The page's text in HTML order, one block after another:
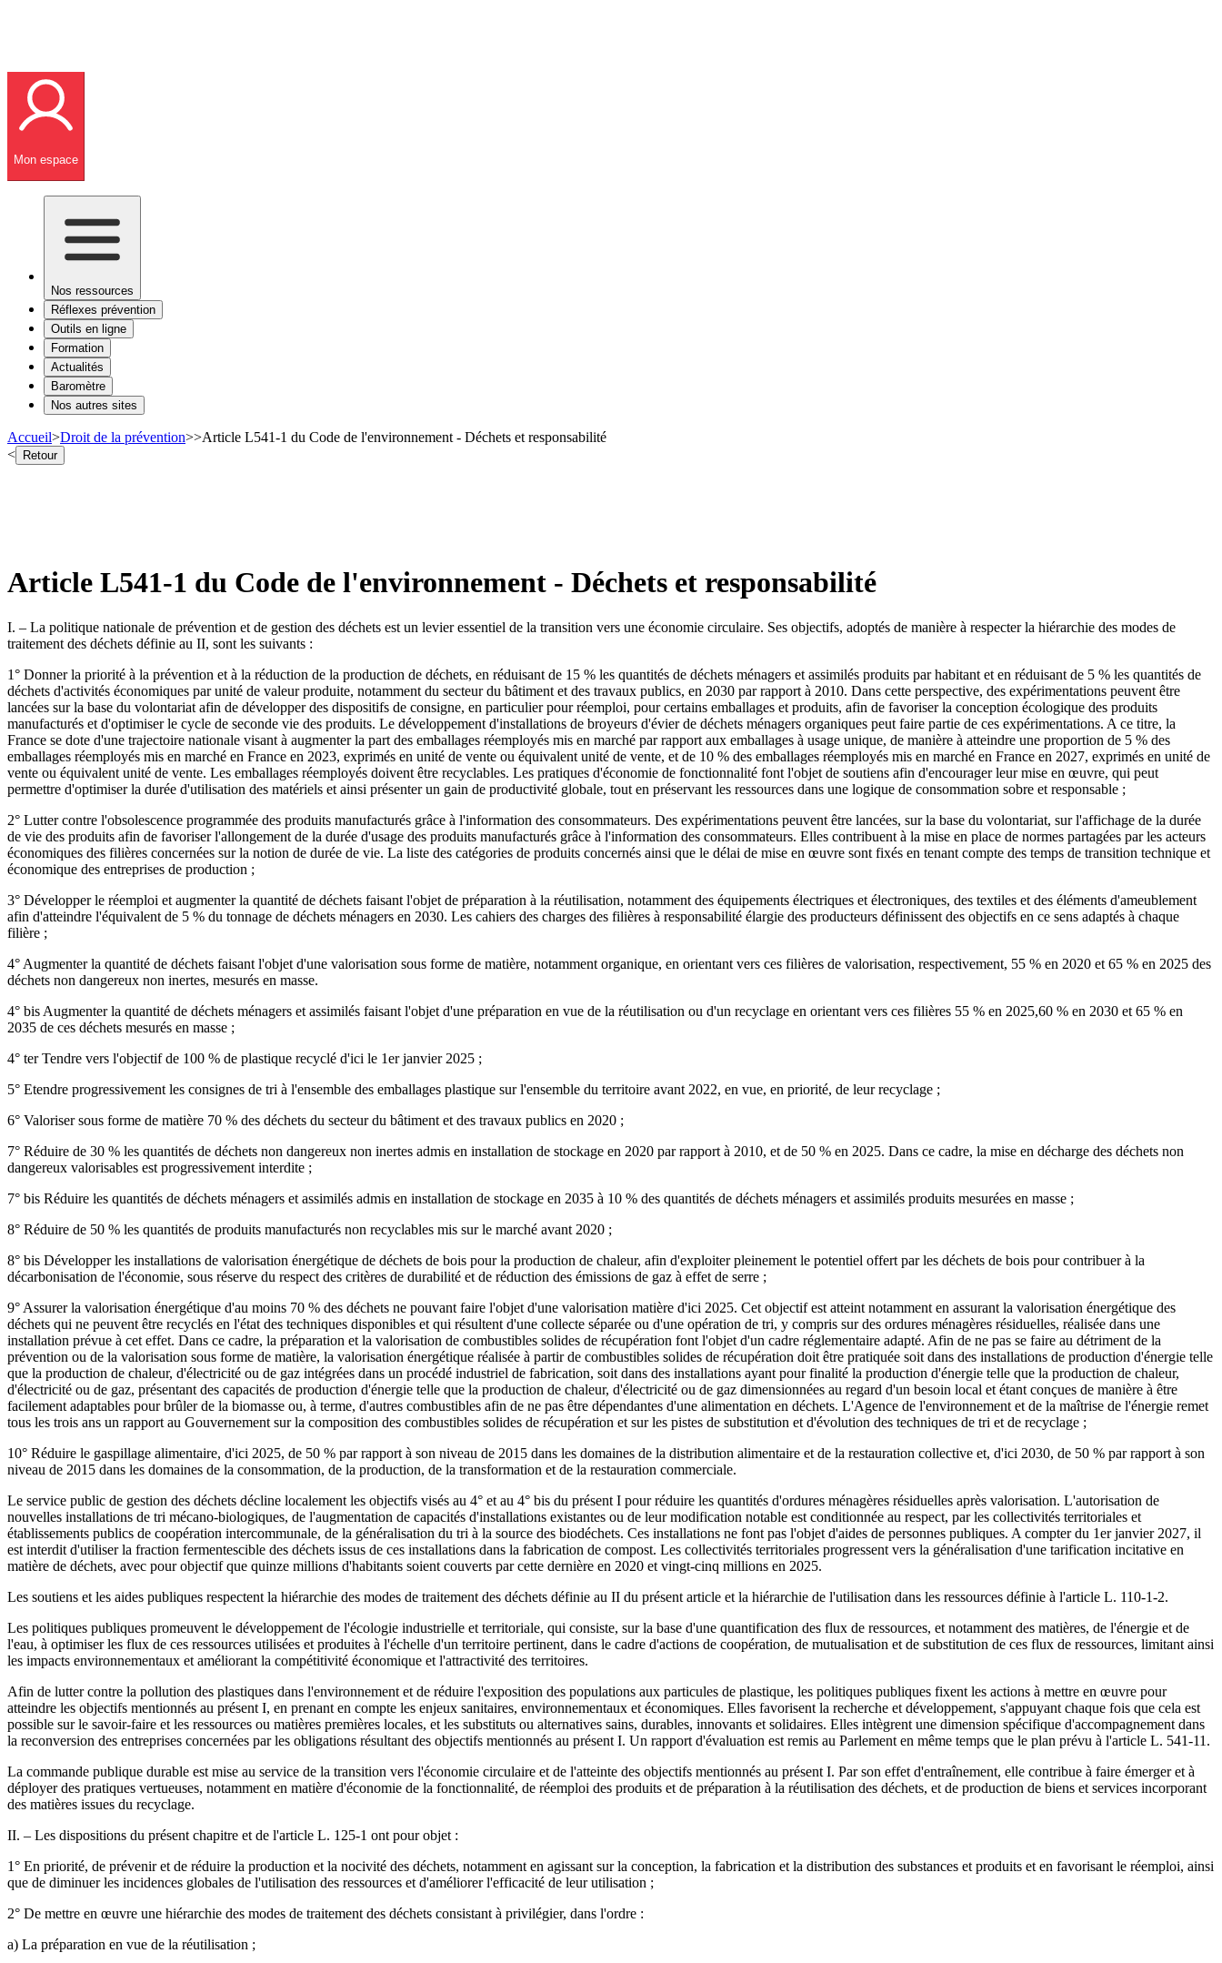
Mon espace
Nos ressources
Réflexes prévention
Outils en ligne
Formation
Actualités
Baromètre
Nos autres sites
Accueil>Droit de la prévention>>Article L541-1 du Code de l'environnement - Déchets et responsabilité
< Retour
Article L541-1 du Code de l'environnement - Déchets et responsabilité
I. – La politique nationale de prévention et de gestion des déchets est un levier essentiel de la transition vers une économie circulaire. Ses objectifs, adoptés de manière à respecter la hiérarchie des modes de
traitement des déchets définie au II, sont les suivants :
1° Donner la priorité à la prévention et à la réduction de la production de déchets, en réduisant de 15 % les quantités de déchets ménagers et assimilés produits par habitant et en réduisant de 5 % les quantités de
déchets d'activités économiques par unité de valeur produite, notamment du secteur du bâtiment et des travaux publics, en 2030 par rapport à 2010. Dans cette perspective, des expérimentations peuvent être
lancées sur la base du volontariat afin de développer des dispositifs de consigne, en particulier pour réemploi, pour certains emballages et produits, afin de favoriser la conception écologique des produits
manufacturés et d'optimiser le cycle de seconde vie des produits. Le développement d'installations de broyeurs d'évier de déchets ménagers organiques peut faire partie de ces expérimentations. A ce titre, la
France se dote d'une trajectoire nationale visant à augmenter la part des emballages réemployés mis en marché par rapport aux emballages à usage unique, de manière à atteindre une proportion de 5 % des
emballages réemployés mis en marché en France en 2023, exprimés en unité de vente ou équivalent unité de vente, et de 10 % des emballages réemployés mis en marché en France en 2027, exprimés en unité de
vente ou équivalent unité de vente. Les emballages réemployés doivent être recyclables. Les pratiques d'économie de fonctionnalité font l'objet de soutiens afin d'encourager leur mise en œuvre, qui peut
permettre d'optimiser la durée d'utilisation des matériels et ainsi présenter un gain de productivité globale, tout en préservant les ressources dans une logique de consommation sobre et responsable ;
2° Lutter contre l'obsolescence programmée des produits manufacturés grâce à l'information des consommateurs. Des expérimentations peuvent être lancées, sur la base du volontariat, sur l'affichage de la durée
de vie des produits afin de favoriser l'allongement de la durée d'usage des produits manufacturés grâce à l'information des consommateurs. Elles contribuent à la mise en place de normes partagées par les acteurs
économiques des filières concernées sur la notion de durée de vie. La liste des catégories de produits concernés ainsi que le délai de mise en œuvre sont fixés en tenant compte des temps de transition technique et
économique des entreprises de production ;
3° Développer le réemploi et augmenter la quantité de déchets faisant l'objet de préparation à la réutilisation, notamment des équipements électriques et électroniques, des textiles et des éléments d'ameublement
afin d'atteindre l'équivalent de 5 % du tonnage de déchets ménagers en 2030. Les cahiers des charges des filières à responsabilité élargie des producteurs définissent des objectifs en ce sens adaptés à chaque
filière ;
4° Augmenter la quantité de déchets faisant l'objet d'une valorisation sous forme de matière, notamment organique, en orientant vers ces filières de valorisation, respectivement, 55 % en 2020 et 65 % en 2025 des
déchets non dangereux non inertes, mesurés en masse.
4° bis Augmenter la quantité de déchets ménagers et assimilés faisant l'objet d'une préparation en vue de la réutilisation ou d'un recyclage en orientant vers ces filières 55 % en 2025,60 % en 2030 et 65 % en
2035 de ces déchets mesurés en masse ;
4° ter Tendre vers l'objectif de 100 % de plastique recyclé d'ici le 1er janvier 2025 ;
5° Etendre progressivement les consignes de tri à l'ensemble des emballages plastique sur l'ensemble du territoire avant 2022, en vue, en priorité, de leur recyclage ;
6° Valoriser sous forme de matière 70 % des déchets du secteur du bâtiment et des travaux publics en 2020 ;
7° Réduire de 30 % les quantités de déchets non dangereux non inertes admis en installation de stockage en 2020 par rapport à 2010, et de 50 % en 2025. Dans ce cadre, la mise en décharge des déchets non
dangereux valorisables est progressivement interdite ;
7° bis Réduire les quantités de déchets ménagers et assimilés admis en installation de stockage en 2035 à 10 % des quantités de déchets ménagers et assimilés produits mesurées en masse ;
8° Réduire de 50 % les quantités de produits manufacturés non recyclables mis sur le marché avant 2020 ;
8° bis Développer les installations de valorisation énergétique de déchets de bois pour la production de chaleur, afin d'exploiter pleinement le potentiel offert par les déchets de bois pour contribuer à la
décarbonisation de l'économie, sous réserve du respect des critères de durabilité et de réduction des émissions de gaz à effet de serre ;
9° Assurer la valorisation énergétique d'au moins 70 % des déchets ne pouvant faire l'objet d'une valorisation matière d'ici 2025. Cet objectif est atteint notamment en assurant la valorisation énergétique des
déchets qui ne peuvent être recyclés en l'état des techniques disponibles et qui résultent d'une collecte séparée ou d'une opération de tri, y compris sur des ordures ménagères résiduelles, réalisée dans une
installation prévue à cet effet. Dans ce cadre, la préparation et la valorisation de combustibles solides de récupération font l'objet d'un cadre réglementaire adapté. Afin de ne pas se faire au détriment de la
prévention ou de la valorisation sous forme de matière, la valorisation énergétique réalisée à partir de combustibles solides de récupération doit être pratiquée soit dans des installations de production d'énergie telle
que la production de chaleur, d'électricité ou de gaz intégrées dans un procédé industriel de fabrication, soit dans des installations ayant pour finalité la production d'énergie telle que la production de chaleur,
d'électricité ou de gaz, présentant des capacités de production d'énergie telle que la production de chaleur, d'électricité ou de gaz dimensionnées au regard d'un besoin local et étant conçues de manière à être
facilement adaptables pour brûler de la biomasse ou, à terme, d'autres combustibles afin de ne pas être dépendantes d'une alimentation en déchets. L'Agence de l'environnement et de la maîtrise de l'énergie remet
tous les trois ans un rapport au Gouvernement sur la composition des combustibles solides de récupération et sur les pistes de substitution et d'évolution des techniques de tri et de recyclage ;
10° Réduire le gaspillage alimentaire, d'ici 2025, de 50 % par rapport à son niveau de 2015 dans les domaines de la distribution alimentaire et de la restauration collective et, d'ici 2030, de 50 % par rapport à son
niveau de 2015 dans les domaines de la consommation, de la production, de la transformation et de la restauration commerciale.
Le service public de gestion des déchets décline localement les objectifs visés au 4° et au 4° bis du présent I pour réduire les quantités d'ordures ménagères résiduelles après valorisation. L'autorisation de
nouvelles installations de tri mécano-biologiques, de l'augmentation de capacités d'installations existantes ou de leur modification notable est conditionnée au respect, par les collectivités territoriales et
établissements publics de coopération intercommunale, de la généralisation du tri à la source des biodéchets. Ces installations ne font pas l'objet d'aides de personnes publiques. A compter du 1er janvier 2027, il
est interdit d'utiliser la fraction fermentescible des déchets issus de ces installations dans la fabrication de compost. Les collectivités territoriales progressent vers la généralisation d'une tarification incitative en
matière de déchets, avec pour objectif que quinze millions d'habitants soient couverts par cette dernière en 2020 et vingt-cinq millions en 2025.
Les soutiens et les aides publiques respectent la hiérarchie des modes de traitement des déchets définie au II du présent article et la hiérarchie de l'utilisation dans les ressources définie à l'article L. 110-1-2.
Les politiques publiques promeuvent le développement de l'écologie industrielle et territoriale, qui consiste, sur la base d'une quantification des flux de ressources, et notamment des matières, de l'énergie et de
l'eau, à optimiser les flux de ces ressources utilisées et produites à l'échelle d'un territoire pertinent, dans le cadre d'actions de coopération, de mutualisation et de substitution de ces flux de ressources, limitant ainsi
les impacts environnementaux et améliorant la compétitivité économique et l'attractivité des territoires.
Afin de lutter contre la pollution des plastiques dans l'environnement et de réduire l'exposition des populations aux particules de plastique, les politiques publiques fixent les actions à mettre en œuvre pour
atteindre les objectifs mentionnés au présent I, en prenant en compte les enjeux sanitaires, environnementaux et économiques. Elles favorisent la recherche et développement, s'appuyant chaque fois que cela est
possible sur le savoir-faire et les ressources ou matières premières locales, et les substituts ou alternatives sains, durables, innovants et solidaires. Elles intègrent une dimension spécifique d'accompagnement dans
la reconversion des entreprises concernées par les obligations résultant des objectifs mentionnés au présent I. Un rapport d'évaluation est remis au Parlement en même temps que le plan prévu à l'article L. 541-11.
La commande publique durable est mise au service de la transition vers l'économie circulaire et de l'atteinte des objectifs mentionnés au présent I. Par son effet d'entraînement, elle contribue à faire émerger et à
déployer des pratiques vertueuses, notamment en matière d'économie de la fonctionnalité, de réemploi des produits et de préparation à la réutilisation des déchets, et de production de biens et services incorporant
des matières issues du recyclage.
II. – Les dispositions du présent chapitre et de l'article L. 125-1 ont pour objet :
1° En priorité, de prévenir et de réduire la production et la nocivité des déchets, notamment en agissant sur la conception, la fabrication et la distribution des substances et produits et en favorisant le réemploi, ainsi
que de diminuer les incidences globales de l'utilisation des ressources et d'améliorer l'efficacité de leur utilisation ;
2° De mettre en œuvre une hiérarchie des modes de traitement des déchets consistant à privilégier, dans l'ordre :
a) La préparation en vue de la réutilisation ;